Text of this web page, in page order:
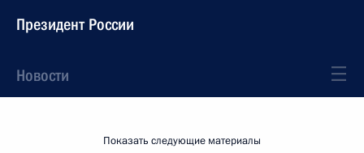
Президент России
Новости
Показать следующие материалы